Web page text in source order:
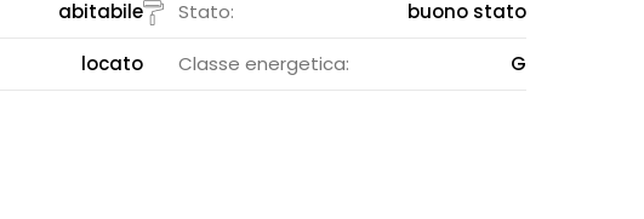
abitabile Stato: buono stato
locato Classe energetica: G